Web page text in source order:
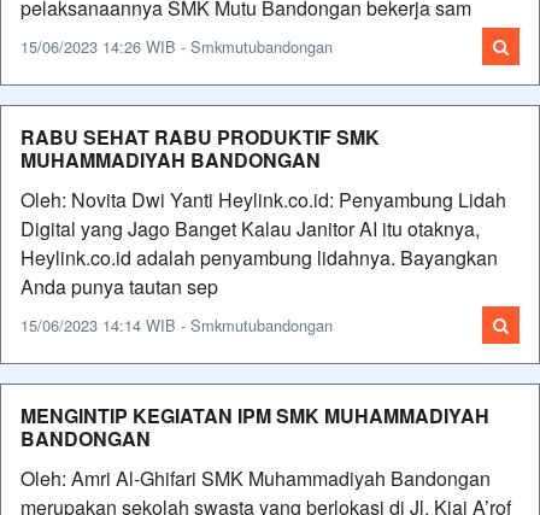
pelaksanaannya SMK Mutu Bandongan bekerja sam
15/06/2023 14:26 WIB - Smkmutubandongan
RABU SEHAT RABU PRODUKTIF SMK
MUHAMMADIYAH BANDONGAN
Oleh: Novita Dwi Yanti Heylink.co.id: Penyambung Lidah
Digital yang Jago Banget Kalau Janitor AI itu otaknya,
Heylink.co.id adalah penyambung lidahnya. Bayangkan
Anda punya tautan sep
15/06/2023 14:14 WIB - Smkmutubandongan
MENGINTIP KEGIATAN IPM SMK MUHAMMADIYAH
BANDONGAN
Oleh: Amri Al-Ghifari SMK Muhammadiyah Bandongan
merupakan sekolah swasta yang berlokasi di Jl. Kiai A’rof